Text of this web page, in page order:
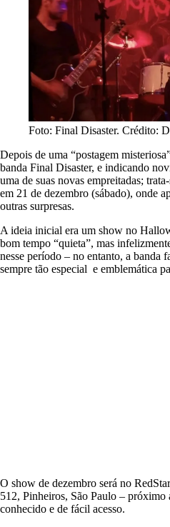
Foto: Final Disaster. Crédito:
Depois de uma “postagem
banda Final Disaster, e indicando
uma de suas novas empreitadas;
em 21 de dezembro (sábado), onde
outras surpresas.
A ideia inicial era um show no
bom tempo “quieta”, mas
nesse período – no entanto, a banda
sempre tão especial e emblemática
O show de dezembro será no
512, Pinheiros, São Paulo –
conhecido e de fácil acesso.